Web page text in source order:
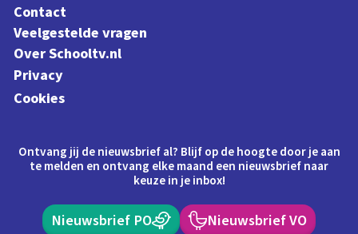
Contact
Veelgestelde vragen
Over Schooltv.nl
Privacy
Cookies
Ontvang jij de nieuwsbrief al? Blijf op de hoogte door je aan
te melden en ontvang elke maand een nieuwsbrief naar
keuze in je inbox!
Nieuwsbrief PO Nieuwsbrief VO